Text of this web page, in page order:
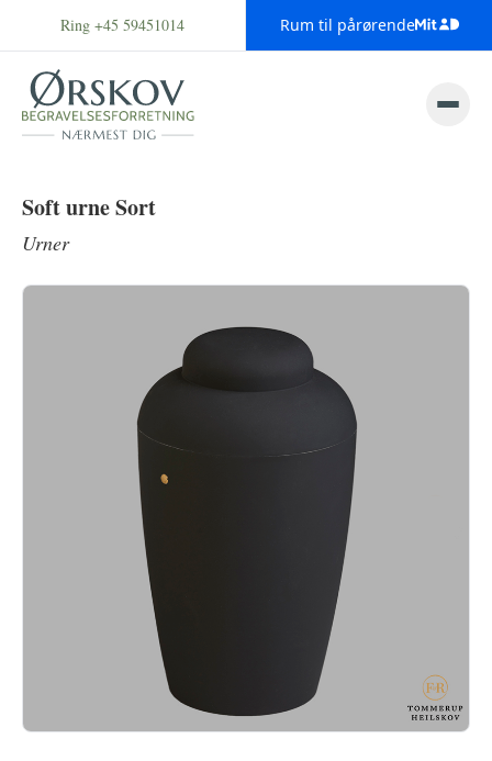
Ring +45 59451014 Rum til pårørende
Soft urne Sort
Urner